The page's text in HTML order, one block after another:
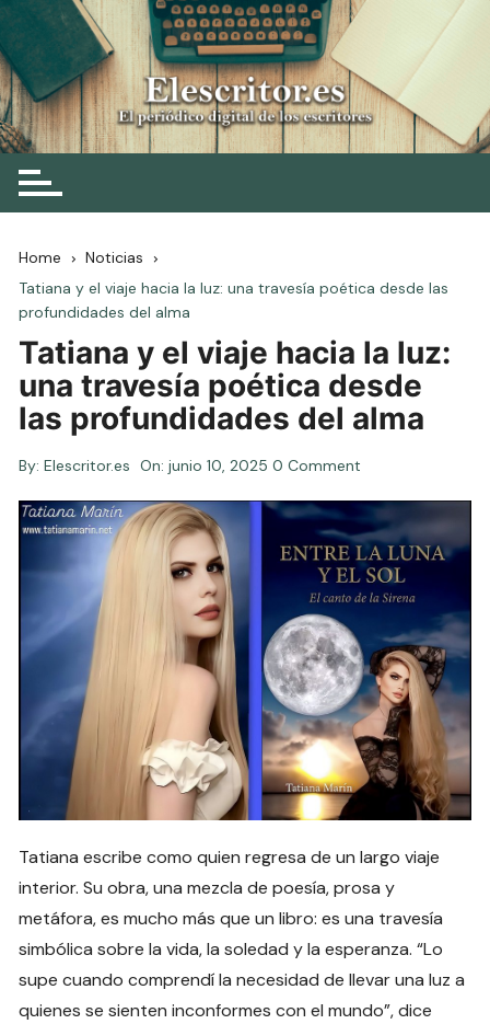
Skip
to
content
Elescritor.es
El periódico digital de los escritores
Home
Noticias
Tatiana y el viaje hacia la luz: una travesía poética desde las
profundidades del alma
Tatiana y el viaje hacia la luz:
una travesía poética desde
las profundidades del alma
By: Elescritor.es On:junio 10, 2025 0 Comment
Tatiana escribe como quien regresa de un largo viaje
interior. Su obra, una mezcla de poesía, prosa y
metáfora, es mucho más que un libro: es una travesía
simbólica sobre la vida, la soledad y la esperanza. “Lo
supe cuando comprendí la necesidad de llevar una luz a
quienes se sienten inconformes con el mundo”, dice